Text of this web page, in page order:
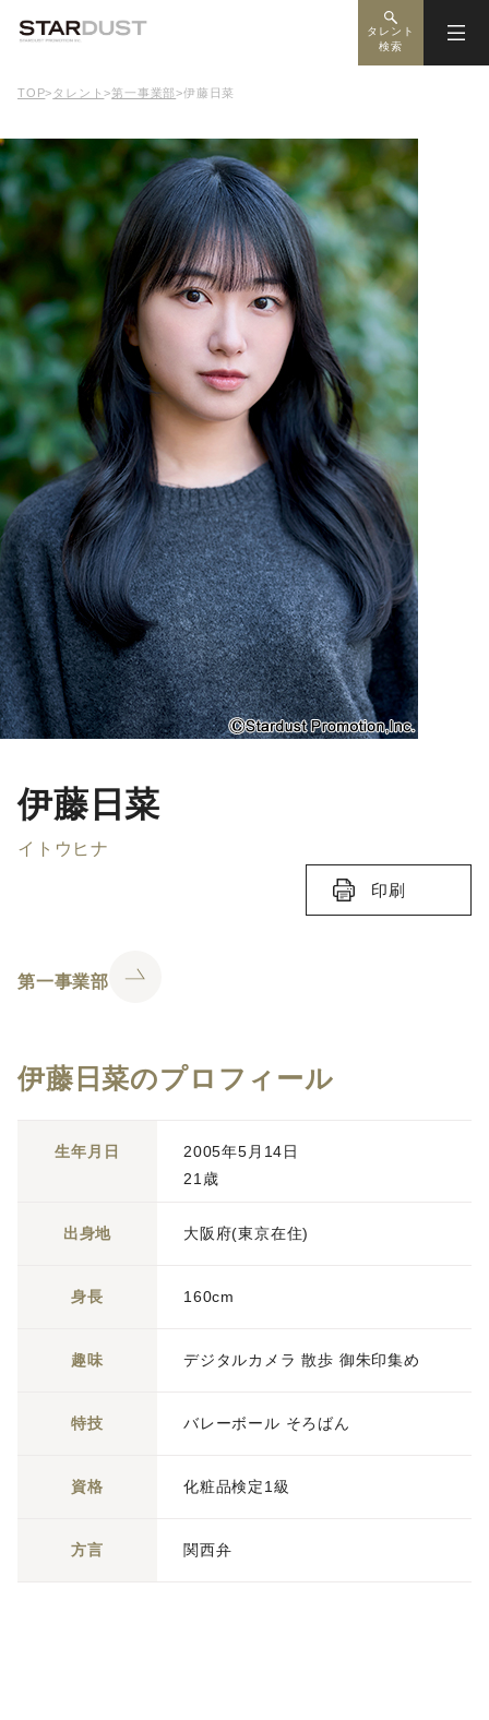
タレント
検索
TOP> タレント>第一事業部>伊藤日菜
伊藤日菜
イトウヒナ
印刷
第一事業部
伊藤日菜のプロフィール
生年月日
2005年5月14日
21歳
出身地 大阪府(東京在住)
身長 160cm
趣味 デジタルカメラ 散歩 御朱印集め
特技 バレーボール そろばん
資格 化粧品検定1級
方言 関西弁